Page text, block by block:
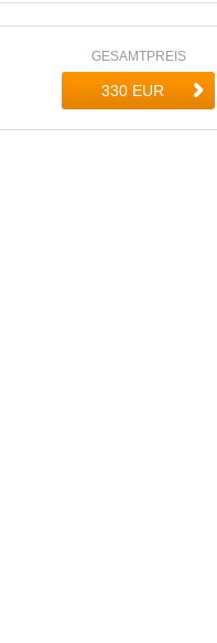
GESAMTPREIS